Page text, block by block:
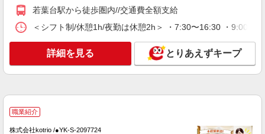
キープ 詳細を見る
≪稲城駅≫週3勤務〜！プライベートを大切に
稲城市
若葉台駅から徒歩圏内//交通費全額支給
＜シフト制/休憩1h/夜勤は休憩2h＞ ・7:30〜16:30 ・9:00
詳細を見る とりあえずキープ
職業紹介
株式会社kotrio /●YK-S-2097724